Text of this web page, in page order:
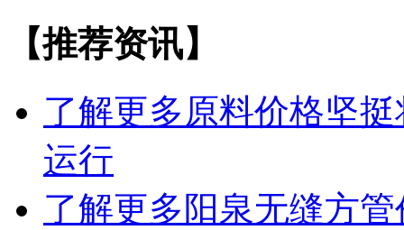
【推荐资讯】
了解更多原料价格坚
运行
了解更多 阳泉无缝方